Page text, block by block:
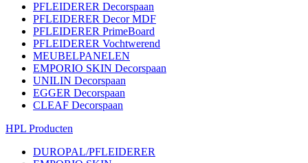
PFLEIDERER Decorspaan
PFLEIDERER Decor MDF
PFLEIDERER PrimeBoard
PFLEIDERER Vochtwerend
MEUBELPANELEN
EMPORIO SKIN Decorspaan
UNILIN Decorspaan
EGGER Decorspaan
CLEAF Decorspaan
HPL Producten
DUROPAL/PFLEIDERER